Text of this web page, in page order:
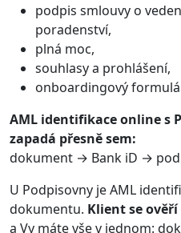
podpis smlouvy o
poradenství,
plná moc,
souhlasy a prohlášení,
onboardingový
AML identifikace online s
zapadá přesně sem:
dokument → Bank iD →
U Podpisovny je AML
dokumentu. Klient se
a Vy máte vše v jednom: